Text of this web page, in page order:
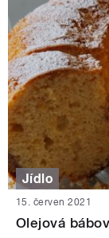
Jídlo
15. červen 2021
Olejová